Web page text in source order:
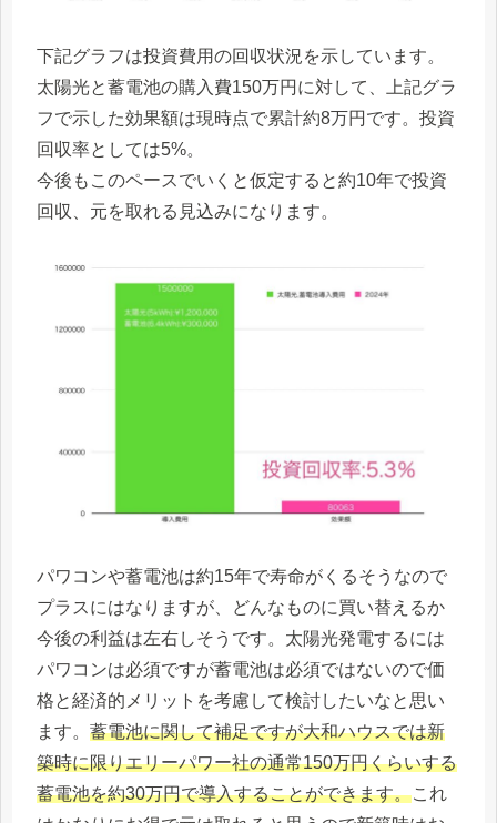
下記グラフは投資費用の回収状況を示しています。
太陽光と蓄電池の購入費150万円に対して、上記グラ
フで示した効果額は現時点で累計約8万円です。投資
回収率としては5%。
今後もこのペースでいくと仮定すると約10年で投資
回収、元を取れる見込みになります。
パワコンや蓄電池は約15年で寿命がくるそうなので
プラスにはなりますが、どんなものに買い替えるか
今後の利益は左右しそうです。太陽光発電するには
パワコンは必須ですが蓄電池は必須ではないので価
格と経済的メリットを考慮して検討したいなと思い
ます。 蓄電池に関して補足ですが大和ハウスでは新
築時に限りエリーパワー社の通常150万円くらいする
蓄電池を約30万円で導入することができます。これ